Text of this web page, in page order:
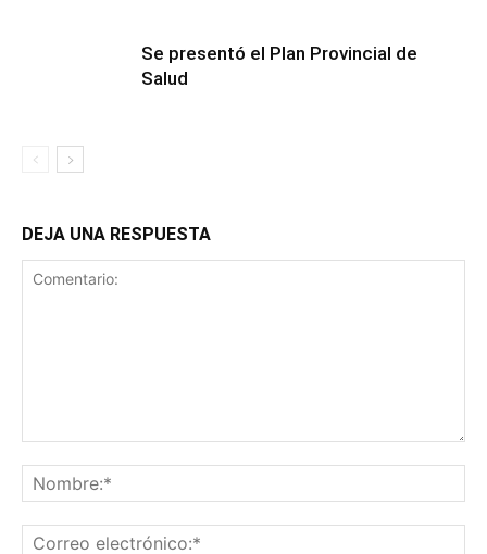
Se presentó el Plan Provincial de
Salud
DEJA UNA RESPUESTA